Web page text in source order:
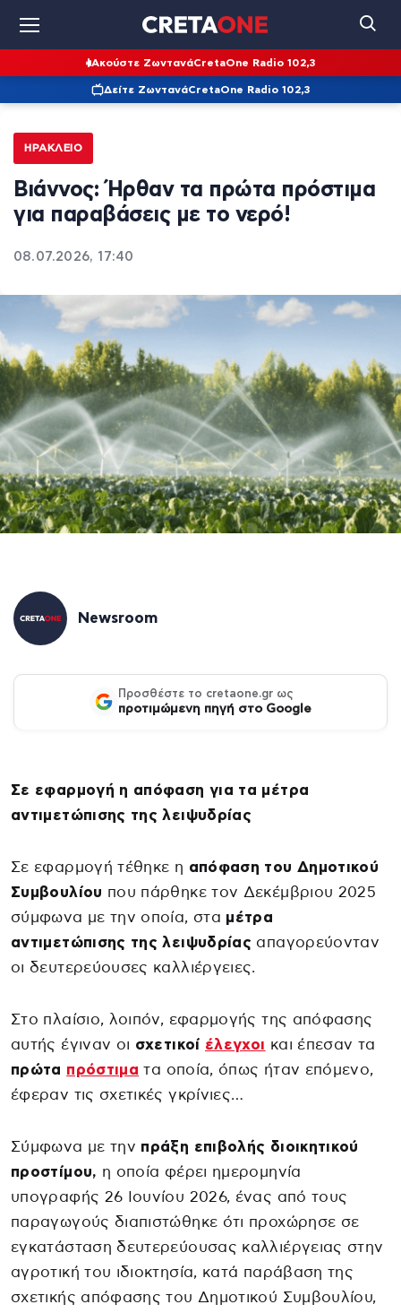
Ακούστε ΖωντανάCretaOne Radio 102,3
Δείτε ΖωντανάCretaOne Radio 102,3
ΗΡΆΚΛΕΙΟ
Βιάννος: Ήρθαν τα πρώτα πρόστιμα
για παραβάσεις με το νερό!
08.07.2026, 17:40
Newsroom
Προσθέστε το cretaone.gr ως
προτιμώμενη πηγή στο Google
Σε εφαρμογή η απόφαση για τα μέτρα
αντιμετώπισης της λειψυδρίας
Σε εφαρμογή τέθηκε η απόφαση του Δημοτικού
Συμβουλίου που πάρθηκε τον Δεκέμβριου 2025
σύμφωνα με την οποία, στα μέτρα
αντιμετώπισης της λειψυδρίας απαγορεύονταν
οι δευτερεύουσες καλλιέργειες.
Στο πλαίσιο, λοιπόν, εφαρμογής της απόφασης
αυτής έγιναν οι σχετικοί έλεγχοι και έπεσαν τα
πρώτα πρόστιμα τα οποία, όπως ήταν επόμενο,
έφεραν τις σχετικές γκρίνιες…
Σύμφωνα με την πράξη επιβολής διοικητικού
προστίμου, η οποία φέρει ημερομηνία
υπογραφής 26 Ιουνίου 2026, ένας από τους
παραγωγούς διαπιστώθηκε ότι προχώρησε σε
εγκατάσταση δευτερεύουσας καλλιέργειας στην
αγροτική του ιδιοκτησία, κατά παράβαση της
σχετικής απόφασης του Δημοτικού Συμβουλίου,